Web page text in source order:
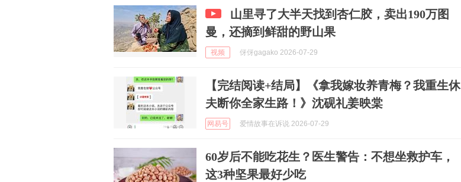
山里寻了大半天找到杏仁胶，卖出190万图
曼，还摘到鲜甜的野山果
视频 伢伢gagako 2026-07-29
【完结阅读+结局】《拿我嫁妆养青梅？我重生休
夫断你全家生路！》沈砚礼姜映棠
网易号 爱情故事在诉说 2026-07-29
60岁后不能吃花生？医生警告：不想坐救护车，
这3种坚果最好少吃